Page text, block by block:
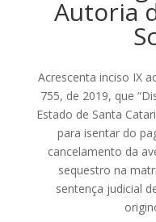
Autoria
Acrescenta inciso IX
755, de 2019, que
Estado de Santa
para isentar do
cancelamento da
sequestro na
sentença judicial